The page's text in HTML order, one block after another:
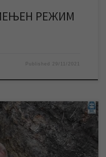
РЕЖИМ
Published 29/11/2021
мрежи, који су
екипе предузећа,